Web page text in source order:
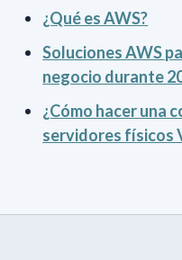
¿Qué es AWS?
Soluciones AWS
negocio durante
¿Cómo hacer una
servidores físicos